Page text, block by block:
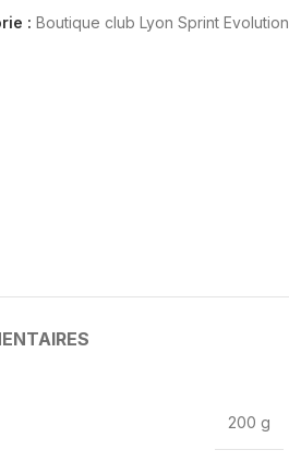
: Boutique club Lyon Sprint Evolution
200 g